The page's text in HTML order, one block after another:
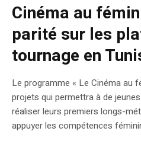
Cinéma au
parité sur les
tournage en
Le programme « Le Cinéma au
projets qui permettra à de
réaliser leurs premiers longs-
appuyer les compétences